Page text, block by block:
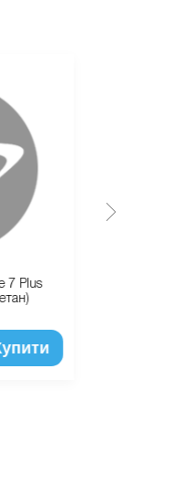
7 Plus